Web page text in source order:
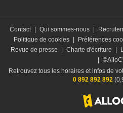
Contact | Qui sommes-nous |
Politique de cookies | Préférences
Revue de presse
| Charte d'écriture |
|
Retrouvez tous les horaires et infos de
0 892 892 892